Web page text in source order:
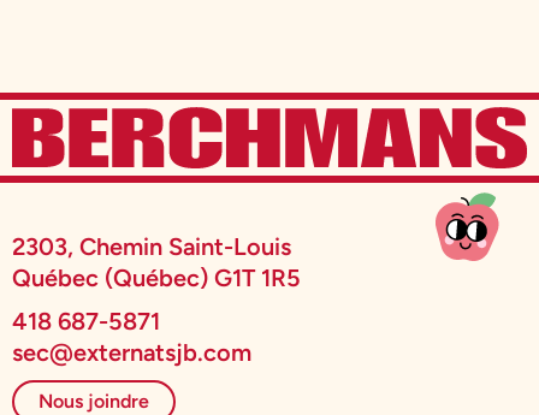
2303, Chemin Saint-Louis
Québec (Québec) G1T 1R5
418 687-5871
sec@externatsjb.com
Nous joindre